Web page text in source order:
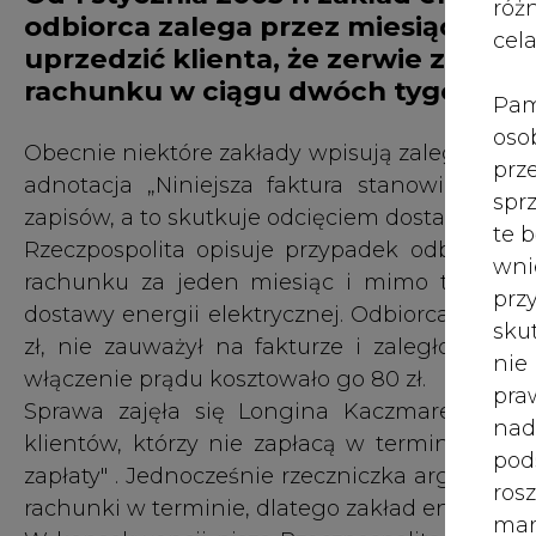
te
nie
odbiorca zalega przez miesiąc z
uprzedzić klienta, że zerwie z nim
rachunku w ciągu dwóch tygodni
Obecnie niektóre zakłady wpisują zaległość
adnotacja „Niniejsza faktura stanowi
zapisów, a to skutkuje odcięciem dostaw
Rzeczpospolita opisuje przypadek odbiorcy
rachunku za jeden miesiąc i mimo tego,
dostawy energii elektrycznej. Odbiorca
zł, nie zauważył na fakturze i zaległość
włączenie prądu kosztowało go 80 zł.
Sprawa zajęła się Longina Kaczmarek
klientów, którzy nie zapłacą w terminie,
zapłaty" . Jednocześnie rzeczniczka
rachunki w terminie, dlatego zakład